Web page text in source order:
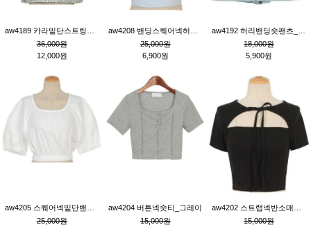
36,000원
12,000원
25,000원
6,900원
18,000원
5,900원
25,000원
aw4204 버튼넥숏티_그레이
15,000원
15,000원